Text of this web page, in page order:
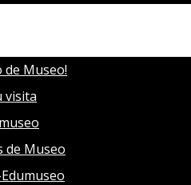
de Museo!
visita
de Museo